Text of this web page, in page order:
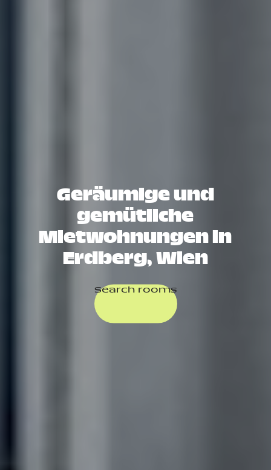
Geräumige und
gemütliche
Mietwohnungen in
Erdberg, Wien
Search rooms